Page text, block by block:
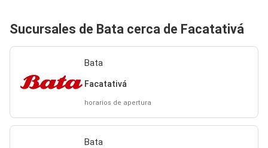
Sucursales de Bata cerca de Facatativá
Bata
Facatativá
horarios de apertura
Bata